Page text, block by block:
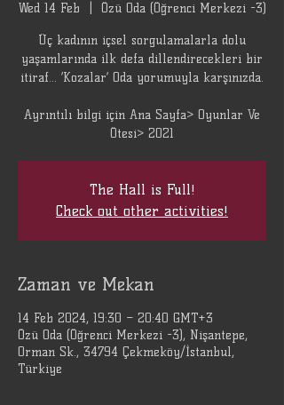
Wed 14 Feb Özü Oda (Öğrenci Merkezi -3)
Üç kadının içsel sorgulamalarla dolu
yaşamlarında ilk defa dillendirecekleri bir
itiraf... ‘Kozalar’ Oda yorumuyla karşınızda.
Ayrıntılı bilgi için Ana Sayfa> Oyunlar Ve
Ötesi> 2021
The Hall is Full!
Check out other activities!
Zaman ve Mekan
14 Feb 2024, 19:30 – 20:40 GMT+3
Özü Oda (Öğrenci Merkezi -3), Nişantepe,
Orman Sk., 34794 Çekmeköy/İstanbul,
Türkiye